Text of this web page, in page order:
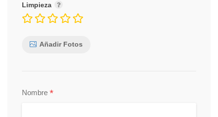
Limpieza
Añadir Fotos
Nombre *